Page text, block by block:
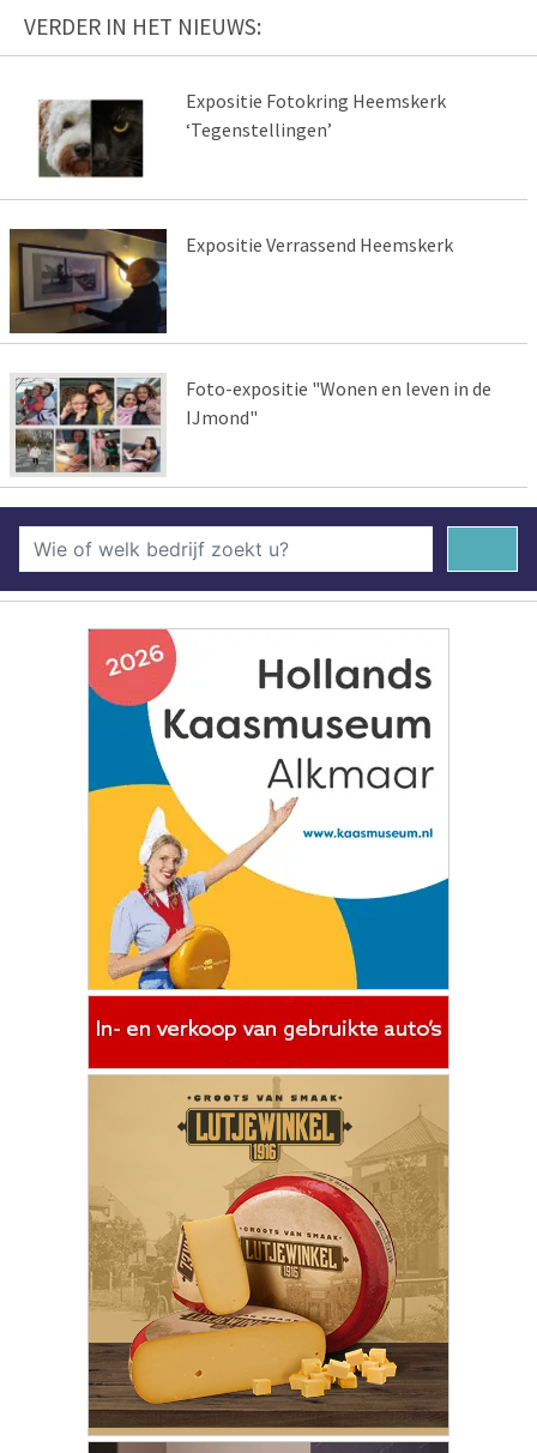
VERDER IN HET NIEUWS:
Expositie Fotokring Heemskerk
‘Tegenstellingen’
Expositie Verrassend Heemskerk
Foto-expositie "Wonen en leven in de
IJmond"